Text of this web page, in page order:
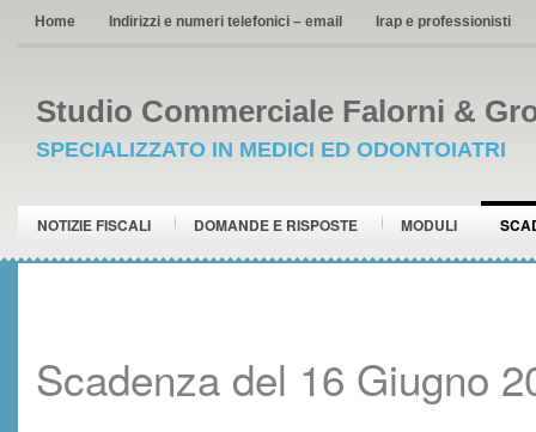
Home Indirizzi e numeri telefonici – email Irap e professionisti
Studio Commerciale Falorni &
SPECIALIZZATO IN MEDICI ED ODONTOIATRI
NOTIZIE FISCALI DOMANDE E RISPOSTE MODULI
Scadenza del 16 Giugno